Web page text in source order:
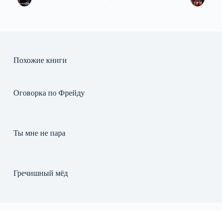
Похожие книги
Оговорка по Фрейду
Ты мне не пара
Гречишный мёд